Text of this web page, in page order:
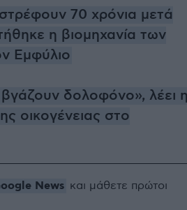
70 χρόνια μετά
η βιομηχανία των
Εμφύλιο
δολοφόνο», λέει
οικογένειας στο
News και μάθετε πρώτοι